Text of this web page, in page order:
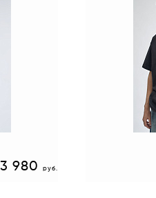
3 980 руб.